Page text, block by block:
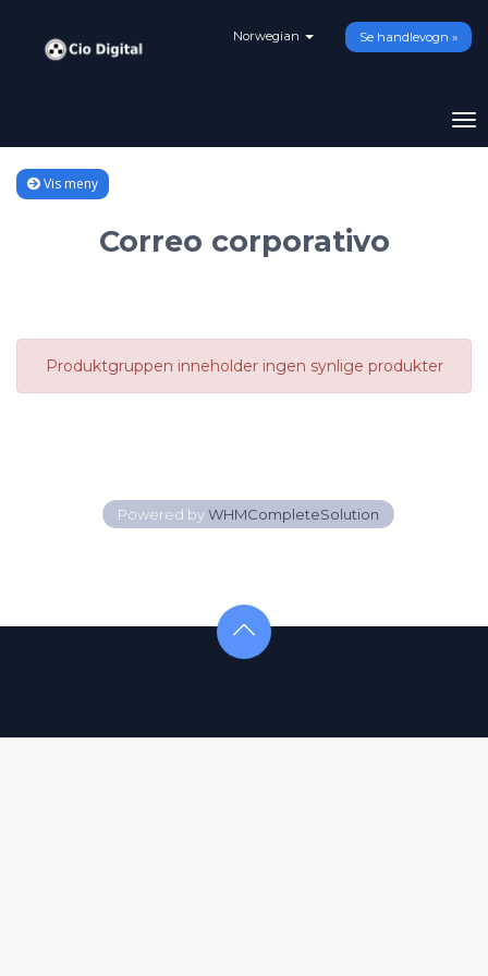
Norwegian Se handlevogn »
Vis meny
Correo corporativo
Produktgruppen inneholder ingen synlige produkter
Powered byWHMCompleteSolution